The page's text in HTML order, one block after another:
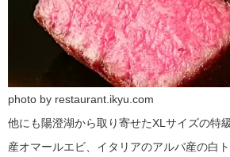
photo by restaurant.ikyu.com
他にも陽澄湖から取り寄せたXLサイズの特
産オマールエビ、イタリアのアルバ産の白